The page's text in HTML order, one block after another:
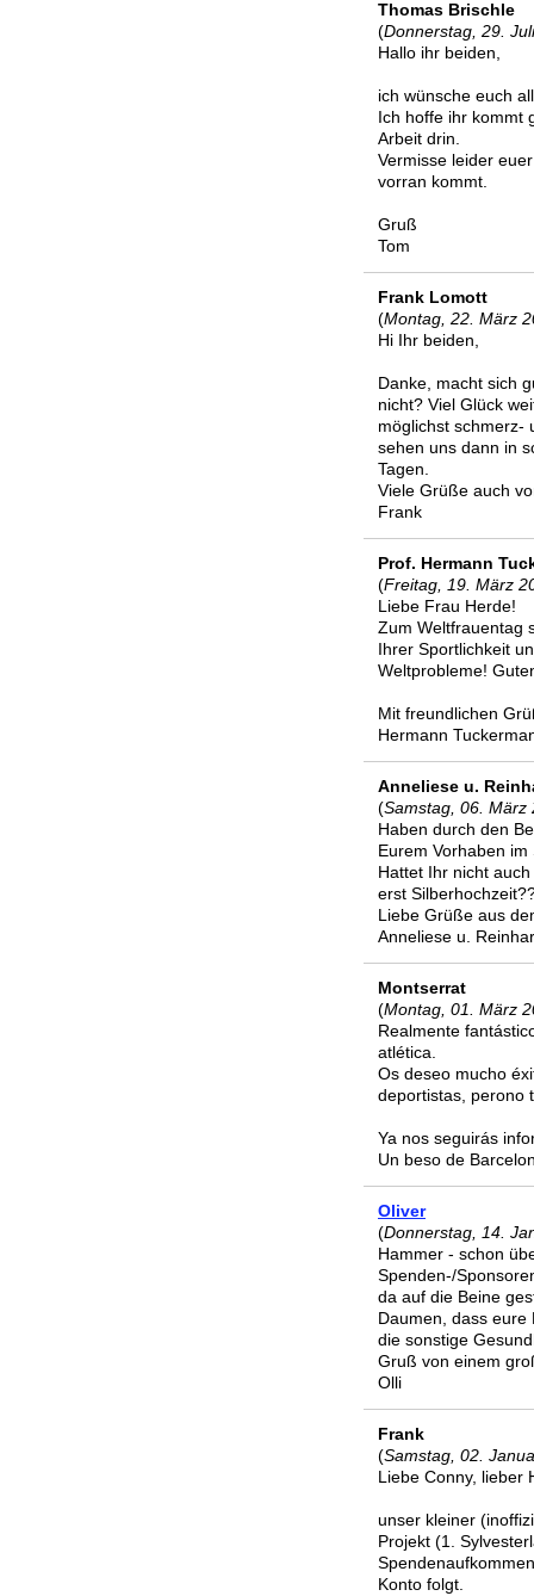
Thomas Brischle
(Donnerstag, 29.
Hallo ihr beiden,
ich wünsche euch
Ich hoffe ihr kommt
Arbeit drin.
Vermisse leider
vorran kommt.
Gruß
Tom
Frank Lomott
(Montag, 22. März
Hi Ihr beiden,
Danke, macht sich
nicht? Viel Glück
möglichst schmerz-
sehen uns dann in
Tagen.
Viele Grüße auch
Frank
Prof. Hermann
(Freitag, 19. März
Liebe Frau Herde!
Zum Weltfrauentag
Ihrer Sportlichkeit
Weltprobleme!
Mit freundlichen
Hermann
Anneliese u.
(Samstag, 06. März
Haben durch den
Eurem Vorhaben
Hattet Ihr nicht
erst
Liebe Grüße aus
Anneliese u.
Montserrat
(Montag, 01. März
Realmente
atlética.
Os deseo mucho
deportistas, perono
Ya nos seguirás
Un beso de
Oliver
(Donnerstag, 14.
Hammer - schon
Spenden-/
da auf die Beine
Daumen, dass eure
die sonstige
Gruß von einem
Olli
Frank
(Samstag, 02.
Liebe Conny, lieber
unser kleiner
Projekt (1.
Konto folgt.